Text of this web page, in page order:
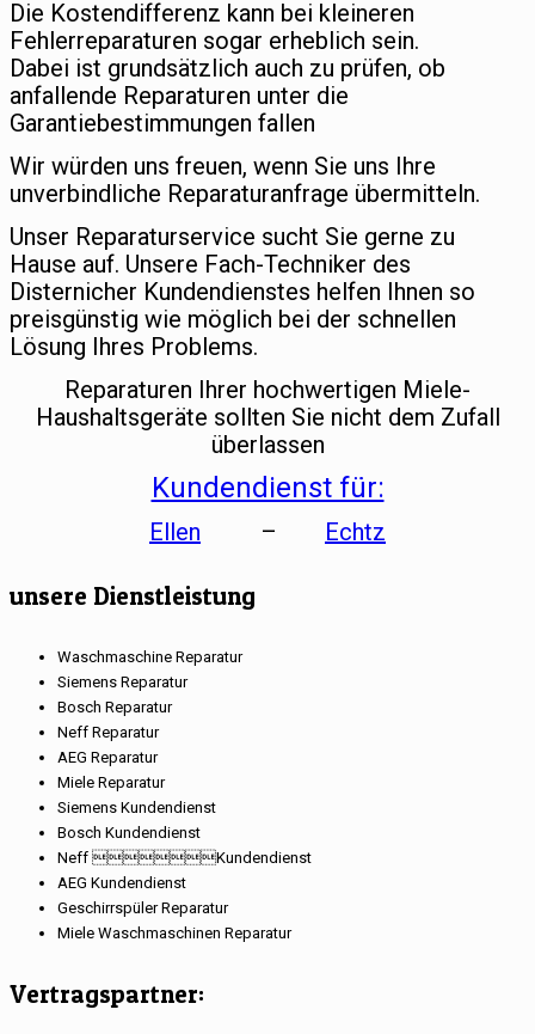
Die Kostendifferenz kann bei kleineren
Fehlerreparaturen sogar erheblich sein.
Dabei ist grundsätzlich auch zu prüfen, ob
anfallende Reparaturen unter die
Garantiebestimmungen fallen
Wir würden uns freuen, wenn Sie uns Ihre
unverbindliche Reparaturanfrage übermitteln.
Unser Reparaturservice sucht Sie gerne zu
Hause auf. Unsere Fach-Techniker des
Disternicher Kundendienstes helfen Ihnen so
preisgünstig wie möglich bei der schnellen
Lösung Ihres Problems.
Reparaturen Ihrer hochwertigen Miele-
Haushaltsgeräte sollten Sie nicht dem Zufall
überlassen
Kundendienst für:
Ellen – Echtz
unsere Dienstleistung
Waschmaschine Reparatur
Siemens Reparatur
Bosch Reparatur
Neff Reparatur
AEG Reparatur
Miele Reparatur
Siemens Kundendienst
Bosch Kundendienst
Neff Kundendienst
AEG Kundendienst
Geschirrspüler Reparatur
Miele Waschmaschinen Reparatur
Vertragspartner: